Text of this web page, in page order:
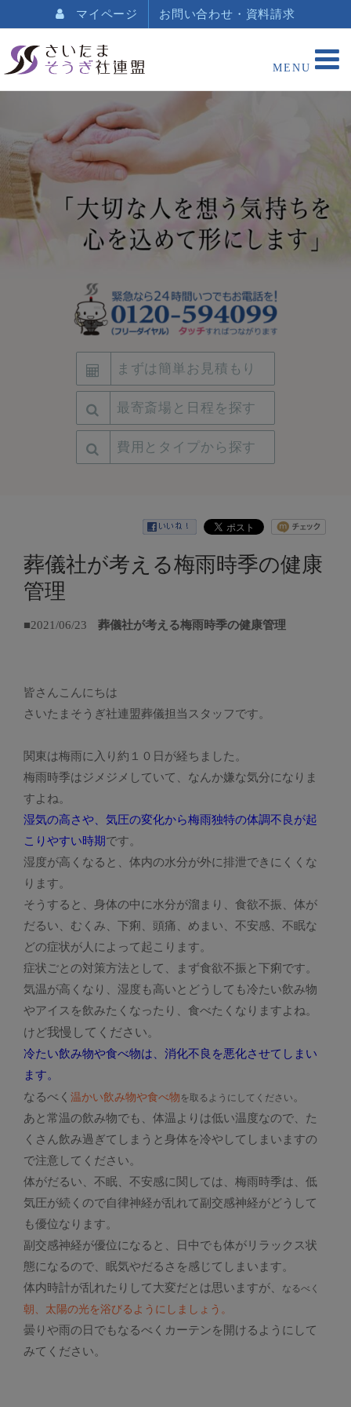
マイページ お問い合わせ・資料請求
まずは簡単お見積もり
最寄斎場と日程を探す
費用とタイプから探す
葬儀社が考える梅雨時季の健康
管理
■2021/06/23 葬儀社が考える梅雨時季の健康管理
皆さんこんにちは
さいたまそうぎ社連盟葬儀担当スタッフです。
関東は梅雨に入り約１０日が経ちました。
梅雨時季はジメジメしていて、なんか嫌な気分になりま
すよね。
湿気の高さや、気圧の変化から梅雨独特の体調不良が起
こりやすい時期です。
湿度が高くなると、体内の水分が外に排泄できにくくな
ります。
そうすると、身体の中に水分が溜まり、食欲不振、体が
だるい、むくみ、下痢、頭痛、めまい、不安感、不眠な
どの症状が人によって起こります。
症状ごとの対策方法として、まず食欲不振と下痢です。
気温が高くなり、湿度も高いとどうしても冷たい飲み物
やアイスを飲みたくなったり、食べたくなりますよね。
けど我慢してください。
冷たい飲み物や食べ物は、消化不良を悪化させてしまい
ます。
なるべく 温かい飲み物や食べ物を取る ようにしてください 。
あと常温の飲み物でも、体温よりは低い温度なので、た
くさん飲み過ぎてしまうと身体を冷やしてしまいますの
で注意してください。
体がだるい、不眠、不安感に関しては、梅雨時季は、低
気圧が続くので自律神経が乱れて副交感神経がどうして
も優位なります。
副交感神経が優位になると、日中でも体がリラックス状
態になるので、眠気やだるさを感じてしまいます。
体内時計が乱れたりして大変だとは思いますが、
なるべく
朝、太陽の光を浴びるようにしましょう。
曇りや雨の日でもなるべくカーテンを開けるようにして
みてください。